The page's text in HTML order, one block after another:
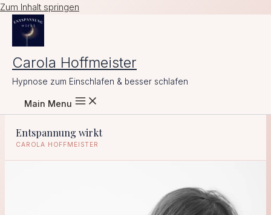
Zum Inhalt springen
Carola Hoffmeister
Hypnose zum Einschlafen & besser schlafen
Main Menu
Entspannung wirkt
CAROLA HOFFMEISTER